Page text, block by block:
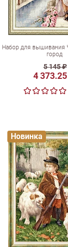
Набор для вышивания
город
5 145 ₽
4
Новинка